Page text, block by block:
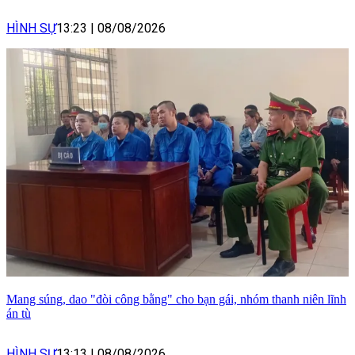
HÌNH SỰ13:23 08/08/2026
Mang súng, dao "đòi công bằng" cho bạn gái, nhóm thanh niên lĩnh
án tù